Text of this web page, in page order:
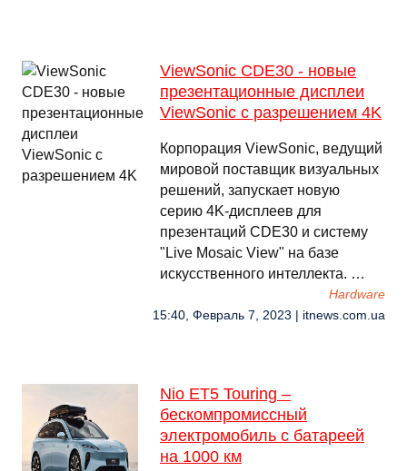
ViewSonic CDE30 - новые
презентационные дисплеи
ViewSonic с разрешением 4K
Корпорация ViewSonic, ведущий
мировой поставщик визуальных
решений, запускает новую
серию 4K-дисплеев для
презентаций CDE30 и систему
"Live Mosaic View" на базе
искусственного интеллекта. …
Hardware
15:40, Февраль 7, 2023 | itnews.com.ua
Nio ET5 Touring –
бескомпромиссный
электромобиль с батареей
на 1000 км